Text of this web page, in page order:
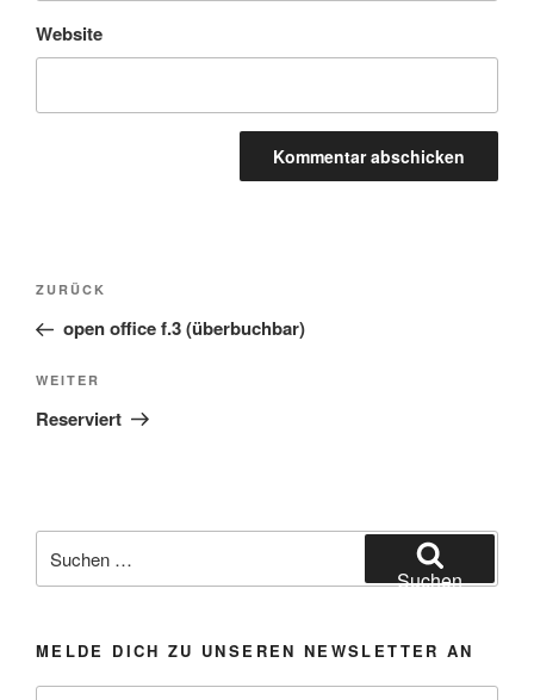
Website
Beitragsnavigation
Vorheriger
Beitrag
ZURÜCK
open office f.3 (überbuchbar)
Nächster
Beitrag
WEITER
Reserviert
nach:
Suchen
MELDE DICH ZU UNSEREN NEWSLETTER AN